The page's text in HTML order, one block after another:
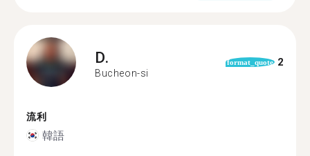
D.
Bucheon-si
format_quote 2
流利
韓語